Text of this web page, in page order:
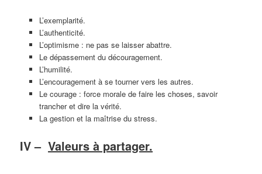
L’exemplarité.
L’authenticité.
L’optimisme : ne pas se laisser abattre.
Le dépassement du découragement.
L’humilité.
L’encouragement à se tourner vers les autres.
Le courage : force morale de faire les choses, savoir
trancher et dire la vérité.
La gestion et la maîtrise du stress.
IV –Valeurs à partager.